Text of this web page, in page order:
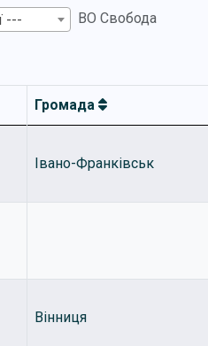
--- ВО Свобода
Громада
Івано-Франківськ
Вінниця